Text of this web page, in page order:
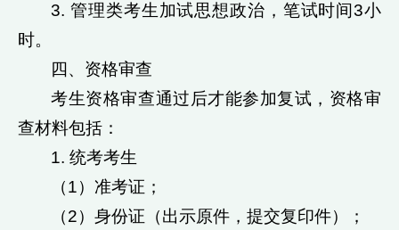
3. 管理类考生加试思想政治，笔试时间3小
时。
四、资格审查
考生资格审查通过后才能参加复试，资格审
查材料包括：
1. 统考考生
（1）准考证；
（2）身份证（出示原件，提交复印件）；